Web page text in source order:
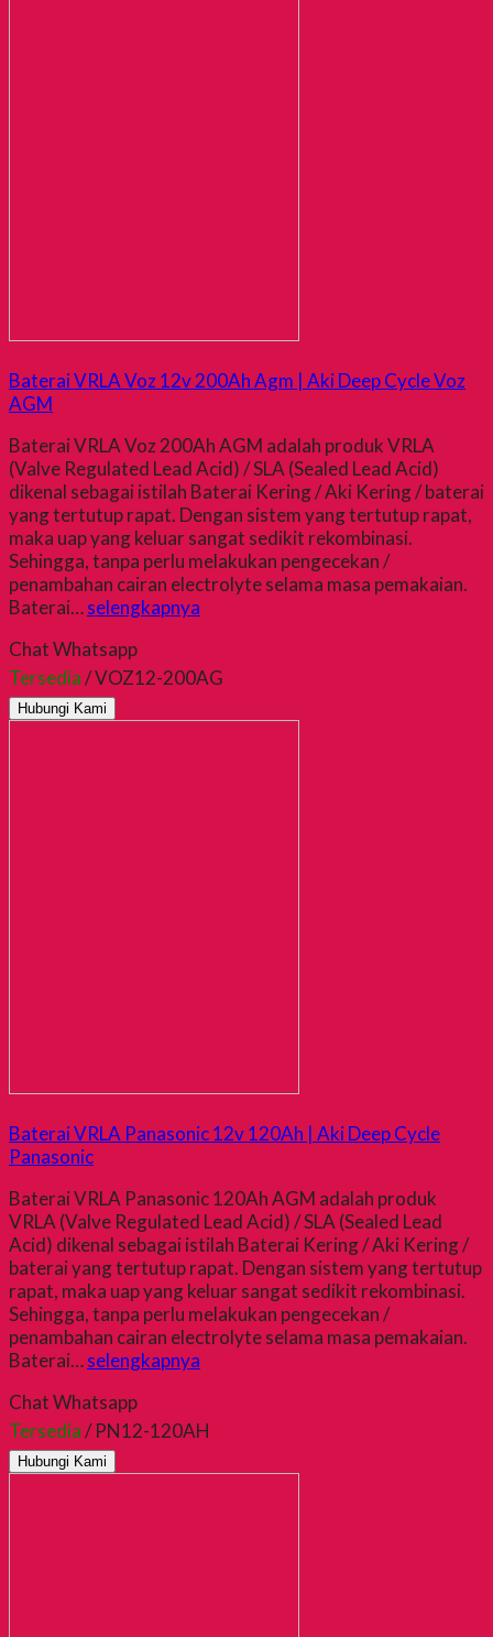
Baterai VRLA Voz 12v 200Ah Agm | Aki Deep Cycle Voz
AGM
Baterai VRLA Voz 200Ah AGM adalah produk VRLA
(Valve Regulated Lead Acid) / SLA (Sealed Lead Acid)
dikenal sebagai istilah Baterai Kering / Aki Kering / baterai
yang tertutup rapat. Dengan sistem yang tertutup rapat,
maka uap yang keluar sangat sedikit rekombinasi.
Sehingga, tanpa perlu melakukan pengecekan /
penambahan cairan electrolyte selama masa pemakaian.
Baterai…selengkapnya
Chat Whatsapp
Tersedia/ VOZ12-200AG
Hubungi Kami
Baterai VRLA Panasonic 12v 120Ah | Aki Deep Cycle
Panasonic
Baterai VRLA Panasonic 120Ah AGM adalah produk
VRLA (Valve Regulated Lead Acid) / SLA (Sealed Lead
Acid) dikenal sebagai istilah Baterai Kering / Aki Kering /
baterai yang tertutup rapat. Dengan sistem yang tertutup
rapat, maka uap yang keluar sangat sedikit rekombinasi.
Sehingga, tanpa perlu melakukan pengecekan /
penambahan cairan electrolyte selama masa pemakaian.
Baterai…selengkapnya
Chat Whatsapp
Tersedia/ PN12-120AH
Hubungi Kami